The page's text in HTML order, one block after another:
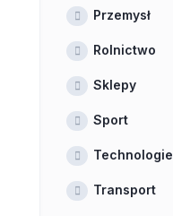
Przemysł
Rolnictwo
Sklepy
Sport
Technologie
Transport